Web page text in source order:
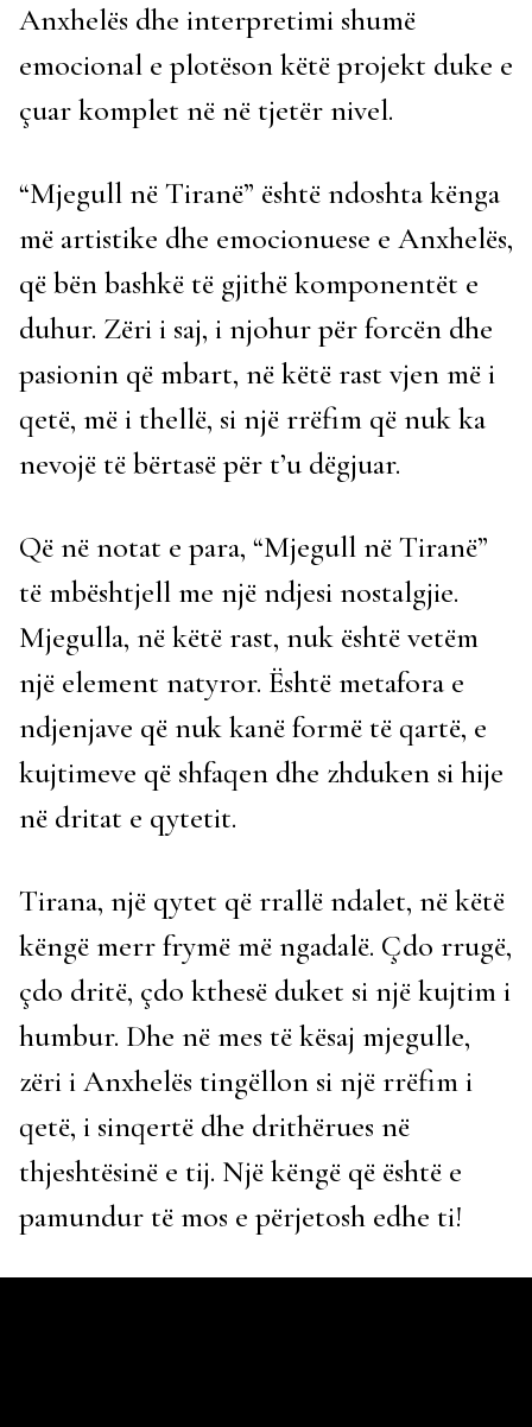
Anxhelës dhe interpretimi shumë
emocional e plotëson këtë projekt duke e
çuar komplet në në tjetër nivel.
“Mjegull në Tiranë” është ndoshta kënga
më artistike dhe emocionuese e Anxhelës,
që bën bashkë të gjithë komponentët e
duhur. Zëri i saj, i njohur për forcën dhe
pasionin që mbart, në këtë rast vjen më i
qetë, më i thellë, si një rrëfim që nuk ka
nevojë të bërtasë për t’u dëgjuar.
Që në notat e para, “Mjegull në Tiranë”
të mbështjell me një ndjesi nostalgjie.
Mjegulla, në këtë rast, nuk është vetëm
një element natyror. Është metafora e
ndjenjave që nuk kanë formë të qartë, e
kujtimeve që shfaqen dhe zhduken si hije
në dritat e qytetit.
Tirana, një qytet që rrallë ndalet, në këtë
këngë merr frymë më ngadalë. Çdo rrugë,
çdo dritë, çdo kthesë duket si një kujtim i
humbur. Dhe në mes të kësaj mjegulle,
zëri i Anxhelës tingëllon si një rrëfim i
qetë, i sinqertë dhe drithërues në
thjeshtësinë e tij. Një këngë që është e
pamundur të mos e përjetosh edhe ti!